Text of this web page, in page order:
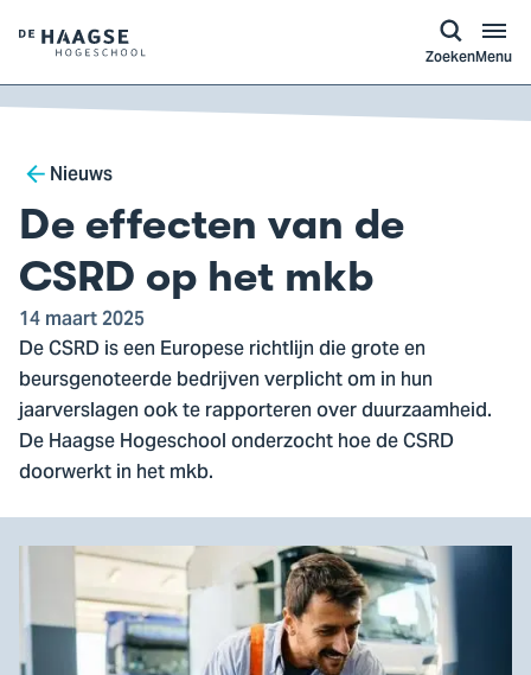
Logo
van
De
Hogeschool,
ga
naar
de
homepagina
ZoekenMenu
Breadcrumb
Nieuws
De effecten van de
CSRD op het mkb
14 maart 2025
De CSRD is een Europese richtlijn die grote en
beursgenoteerde bedrijven verplicht om in hun
jaarverslagen ook te rapporteren over duurzaamheid.
De Haagse Hogeschool onderzocht hoe de CSRD
doorwerkt in het mkb.